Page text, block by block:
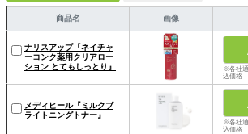
商品名 画像
ナリスアップ『ネイチャ
ーコンク薬用クリアロー
ション とてもしっとり』
※各社通
込価格
メディヒール『ミルクブ
ライトニングトナー』
※各社通
込価格